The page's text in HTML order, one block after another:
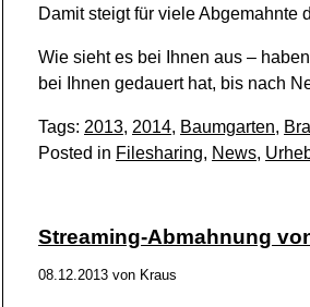
Damit steigt für viele Abgemahnte
Wie sieht es bei Ihnen aus –
bei Ihnen gedauert hat, bis nach
Tags: 2013, 2014, Baumgarten,
Posted in Filesharing, News,
Streaming-Abmahnung
08.12.2013 von Kraus